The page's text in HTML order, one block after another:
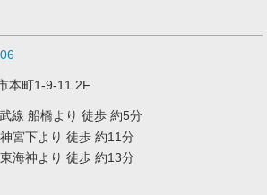
本町1-9-11 2F
線 船橋より 徒歩 約5分
宮下より 徒歩 約11分
海神より 徒歩 約13分